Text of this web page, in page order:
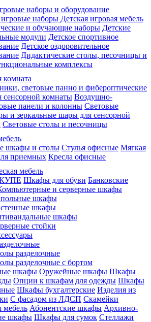
наборы и оборудование
игровые наборы Детская игровая мебель
и обучающие наборы Детские
модули Детское спортивное
Детское оздоровительное
Дидактические столы, песочницы и
комплексы
комната
световые панно и фибероптические
сенсорной комнаты Воздушно-
панели и колонны Световые
и зеркальные шары для сенсорной
Световые столы и песочницы
шкафы и столы Стулья офисные Мягкая
приемных Кресла офисные
мебель
Шкафы для обуви Банковские
и серверные шкафы
шкафы
шкафы
шкафы
стойки
разделочные
разделочные с бортом
шкафы Оружейные шкафы Шкафы
Опции к шкафам для одежды Шкафы
Шкафы бухгалтерские Изделия из
С фасадом из ЛДСП Скамейки
мебель Абонентские шкафы Архивно-
шкафы Шкафы для сумок Стеллажи